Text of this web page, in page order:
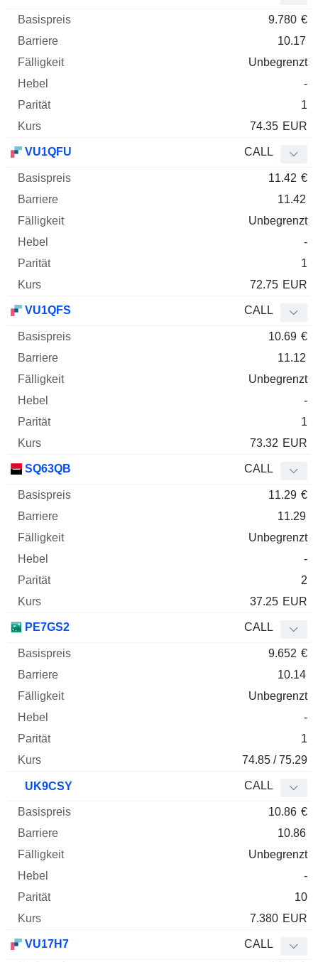
9.780 €
10.17
Unbegrenzt
-
1
74.35 EUR
VU1QFU CALL
11.42 €
11.42
Unbegrenzt
-
1
72.75 EUR
VU1QFS CALL
10.69 €
11.12
Unbegrenzt
-
1
73.32 EUR
SQ63QB CALL
11.29 €
11.29
Unbegrenzt
-
2
37.25 EUR
PE7GS2 CALL
9.652 €
10.14
Unbegrenzt
-
1
74.85 / 75.29
UK9CSY CALL
10.86 €
10.86
Unbegrenzt
-
10
7.380 EUR
VU17H7 CALL